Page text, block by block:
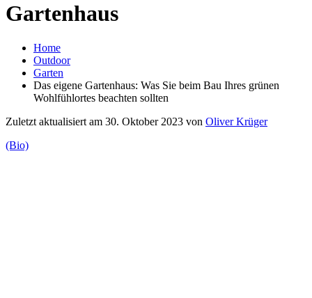
Gartenhaus
Home
Outdoor
Garten
Das eigene Gartenhaus: Was Sie beim Bau Ihres grünen
Wohlfühlortes beachten sollten
Zuletzt aktualisiert am 30. Oktober 2023 von Oliver Krüger
(Bio)